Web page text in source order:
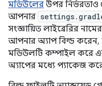
মডিউলের উপর
আপনার
সংজ্ঞায়িত লাইব্রেরির
আপনার অ্যাপ বিল্ড করেন,
মডিউলটি কম্পাইল করে
অ্যাপের মধ্যে প্যাকেজ